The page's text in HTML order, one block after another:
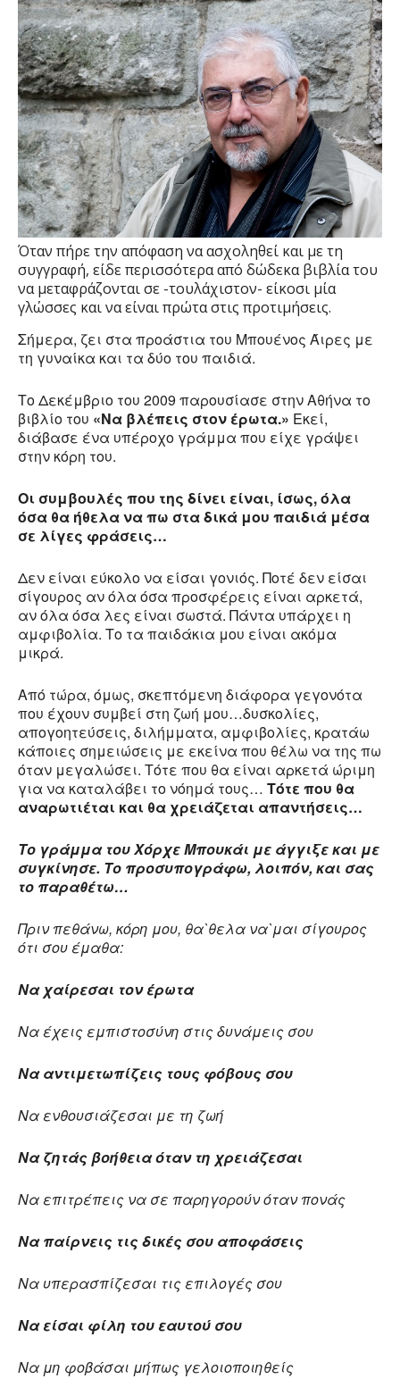
Όταν πήρε την απόφαση να ασχοληθεί και με τη
συγγραφή, είδε περισσότερα από δώδεκα βιβλία του
να μεταφράζονται σε -τουλάχιστον- είκοσι μία
γλώσσες και να είναι πρώτα στις προτιμήσεις.
Σήμερα, ζει στα προάστια του Μπουένος Άιρες με
τη γυναίκα και τα δύο του παιδιά.
Το Δεκέμβριο του 2009 παρουσίασε στην Αθήνα το
βιβλίο του «Να βλέπεις στον έρωτα.» Εκεί,
διάβασε ένα υπέροχο γράμμα που είχε γράψει
στην κόρη του.
Οι συμβουλές που της δίνει είναι, ίσως, όλα
όσα θα ήθελα να πω στα δικά μου παιδιά μέσα
σε λίγες φράσεις…
Δεν είναι εύκολο να είσαι γονιός. Ποτέ δεν είσαι
σίγουρος αν όλα όσα προσφέρεις είναι αρκετά,
αν όλα όσα λες είναι σωστά. Πάντα υπάρχει η
αμφιβολία. Το τα παιδάκια μου είναι ακόμα
μικρά.
Από τώρα, όμως, σκεπτόμενη διάφορα γεγονότα
που έχουν συμβεί στη ζωή μου…δυσκολίες,
απογοητεύσεις, διλήμματα, αμφιβολίες, κρατάω
κάποιες σημειώσεις με εκείνα που θέλω να της πω
όταν μεγαλώσει. Τότε που θα είναι αρκετά ώριμη
για να καταλάβει το νόημά τους… Τότε που θα
αναρωτιέται και θα χρειάζεται απαντήσεις…
Το γράμμα του Χόρχε Μπουκάι με άγγιξε και με
συγκίνησε. Το προσυπογράφω, λοιπόν, και σας
το παραθέτω…
Πριν πεθάνω, κόρη μου, θα`θελα να`μαι σίγουρος
ότι σου έμαθα:
Να χαίρεσαι τον έρωτα
Να έχεις εμπιστοσύνη στις δυνάμεις σου
Να αντιμετωπίζεις τους φόβους σου
Να ενθουσιάζεσαι με τη ζωή
Να ζητάς βοήθεια όταν τη χρειάζεσαι
Να επιτρέπεις να σε παρηγορούν όταν πονάς
Να παίρνεις τις δικές σου αποφάσεις
Να υπερασπίζεσαι τις επιλογές σου
Να είσαι φίλη του εαυτού σου
Να μη φοβάσαι μήπως γελοιοποιηθείς